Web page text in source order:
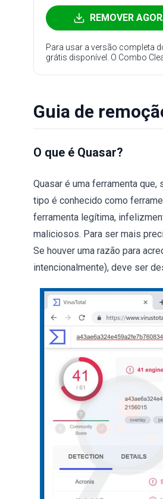
REMOVER
Para usar a versão completa
grátis disponível. O Combo
Guia de
O que é Quasar?
Quasar é uma ferramenta
tipo é conhecido como
ferramenta legítima,
maliciosos. Para ser mais
Se houver uma razão para
intencionalmente), deve ser